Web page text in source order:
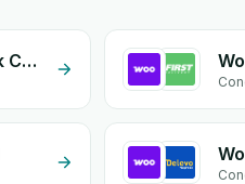
WooCommerce + Facebook Conversion API (CAPI)